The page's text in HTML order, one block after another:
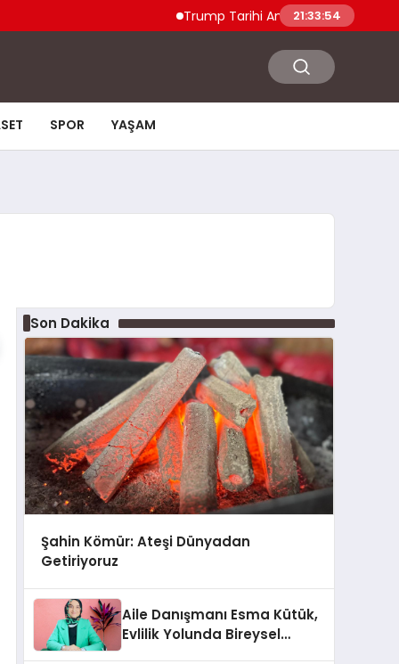
Trump Tarihi Anlaşma Duyurdu Hamas ve
21:33:55
SPOR YAŞAM
Son Dakika
Şahin Kömür: Ateşi Dünyadan
Getiriyoruz
Aile Danışmanı Esma Kütük,
Evlilik Yolunda Bireysel